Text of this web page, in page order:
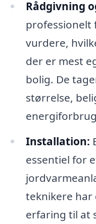
Rådgivning
professionelt
vurdere,
der er mest
bolig. De
størrelse,
Installation:
essentiel for
teknikere har
erfaring til at